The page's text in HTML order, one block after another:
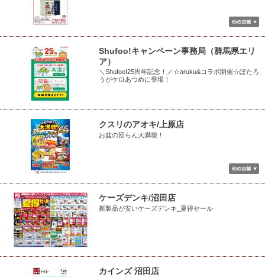
Shufoo!キャンペーン事務局（群馬県エリ
ア）
＼Shufoo!25周年記念！／☆aruku&コラボ開催☆ぽたろ
うがケロあつめに登場！
クスリのアオキ/上原店
お盆の団らん大満喫！
ケーズデンキ/沼田店
新製品が安いケーズデンキ_夏得セール
カインズ 沼田店